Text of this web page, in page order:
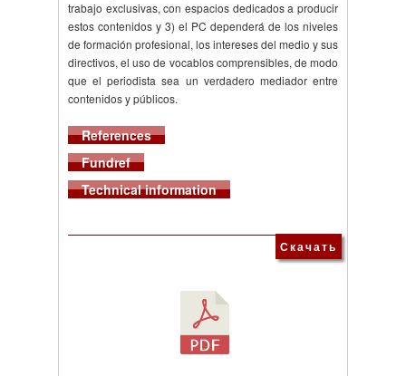
trabajo exclusivas, con espacios dedicados a producir
estos contenidos y 3) el PC dependerá de los niveles
de formación profesional, los intereses del medio y sus
directivos, el uso de vocablos comprensibles, de modo
que el periodista sea un verdadero mediador entre
contenidos y públicos.
References
Fundref
Technical information
Скачать